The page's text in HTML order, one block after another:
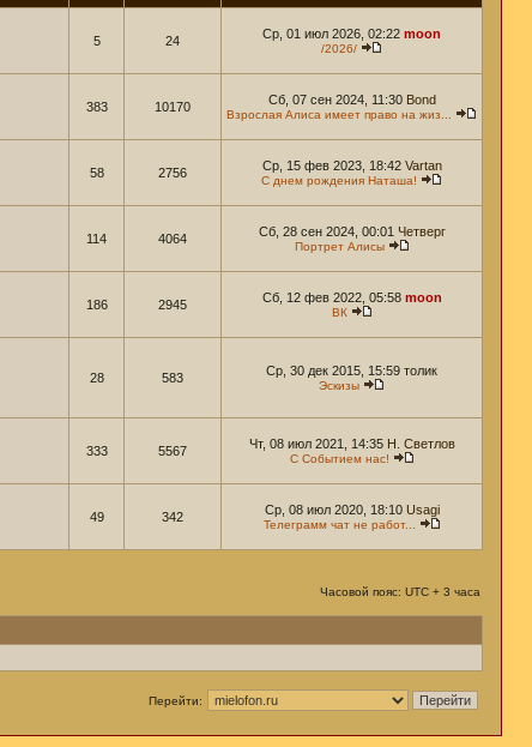
5 24 Ср, 01 июл 2026, 02:22 moon
/2026/
383 10170 Сб, 07 сен 2024, 11:30 Bond
Взрослая Алиса имеет право на жиз...
58 2756 Ср, 15 фев 2023, 18:42 Vartan
С днем рождения Наташа!
114 4064 Сб, 28 сен 2024, 00:01 Четверг
Портрет Алисы
186 2945 Сб, 12 фев 2022, 05:58 moon
ВК
28 583 Ср, 30 дек 2015, 15:59 толик
Эскизы
333 5567 Чт, 08 июл 2021, 14:35 Н. Светлов
С Событием нас!
49 342 Ср, 08 июл 2020, 18:10 Usagi
Телеграмм чат не работ...
Часовой пояс: UTC + 3 часа
Перейти: